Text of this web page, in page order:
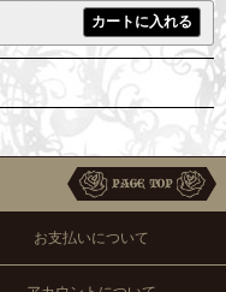
お支払いについて